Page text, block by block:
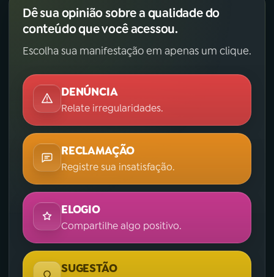
Dê sua opinião sobre a qualidade do
conteúdo que você acessou.
Escolha sua manifestação em apenas um clique.
DENÚNCIA
Relate irregularidades.
RECLAMAÇÃO
Registre sua insatisfação.
ELOGIO
Compartilhe algo positivo.
SUGESTÃO